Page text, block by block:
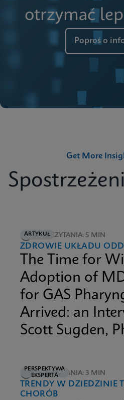
otrzymać
Poproś o
Get More
ARTYKUŁ
CZAS CZYTANIA: 5 MIN
ZDROWIE UKŁADU
The Time for
Adoption of
for GAS
Arrived: an
Scott Sugden,
PERSPEKTYWA
EKSPERTA
CZAS CZYTANIA: 3 MIN
TRENDY W DZIEDZINIE
CHORÓB